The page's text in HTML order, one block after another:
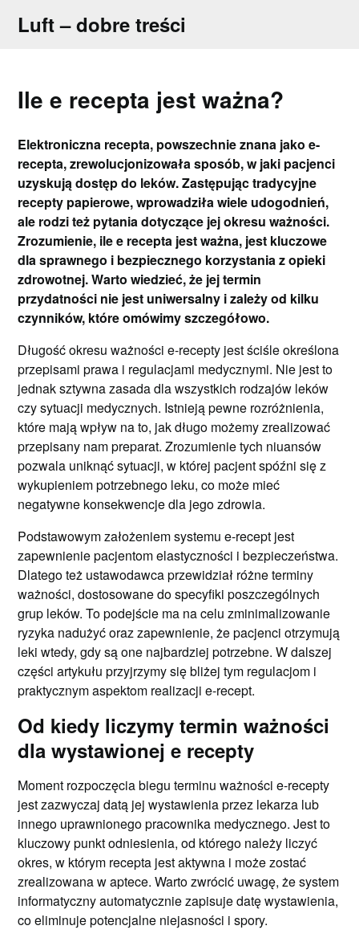
Luft – dobre treści
Ile e recepta jest ważna?
Elektroniczna recepta, powszechnie znana jako e-
recepta, zrewolucjonizowała sposób, w jaki pacjenci
uzyskują dostęp do leków. Zastępując tradycyjne
recepty papierowe, wprowadziła wiele udogodnień,
ale rodzi też pytania dotyczące jej okresu ważności.
Zrozumienie, ile e recepta jest ważna, jest kluczowe
dla sprawnego i bezpiecznego korzystania z opieki
zdrowotnej. Warto wiedzieć, że jej termin
przydatności nie jest uniwersalny i zależy od kilku
czynników, które omówimy szczegółowo.
Długość okresu ważności e-recepty jest ściśle określona
przepisami prawa i regulacjami medycznymi. Nie jest to
jednak sztywna zasada dla wszystkich rodzajów leków
czy sytuacji medycznych. Istnieją pewne rozróżnienia,
które mają wpływ na to, jak długo możemy zrealizować
przepisany nam preparat. Zrozumienie tych niuansów
pozwala uniknąć sytuacji, w której pacjent spóźni się z
wykupieniem potrzebnego leku, co może mieć
negatywne konsekwencje dla jego zdrowia.
Podstawowym założeniem systemu e-recept jest
zapewnienie pacjentom elastyczności i bezpieczeństwa.
Dlatego też ustawodawca przewidział różne terminy
ważności, dostosowane do specyfiki poszczególnych
grup leków. To podejście ma na celu zminimalizowanie
ryzyka nadużyć oraz zapewnienie, że pacjenci otrzymują
leki wtedy, gdy są one najbardziej potrzebne. W dalszej
części artykułu przyjrzymy się bliżej tym regulacjom i
praktycznym aspektom realizacji e-recept.
Od kiedy liczymy termin ważności
dla wystawionej e recepty
Moment rozpoczęcia biegu terminu ważności e-recepty
jest zazwyczaj datą jej wystawienia przez lekarza lub
innego uprawnionego pracownika medycznego. Jest to
kluczowy punkt odniesienia, od którego należy liczyć
okres, w którym recepta jest aktywna i może zostać
zrealizowana w aptece. Warto zwrócić uwagę, że system
informatyczny automatycznie zapisuje datę wystawienia,
co eliminuje potencjalne niejasności i spory.